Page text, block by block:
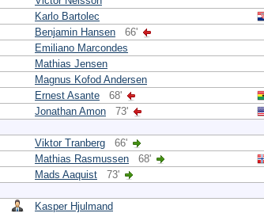
Karlo Bartolec
Benjamin Hansen
66'
Emiliano Marcondes
Mathias Jensen
Magnus Kofod Andersen
Ernest Asante
68'
Jonathan Amon 73'
Viktor Tranberg
66'
Mathias Rasmussen
68'
Mads Aaquist 73'
Kasper Hjulmand